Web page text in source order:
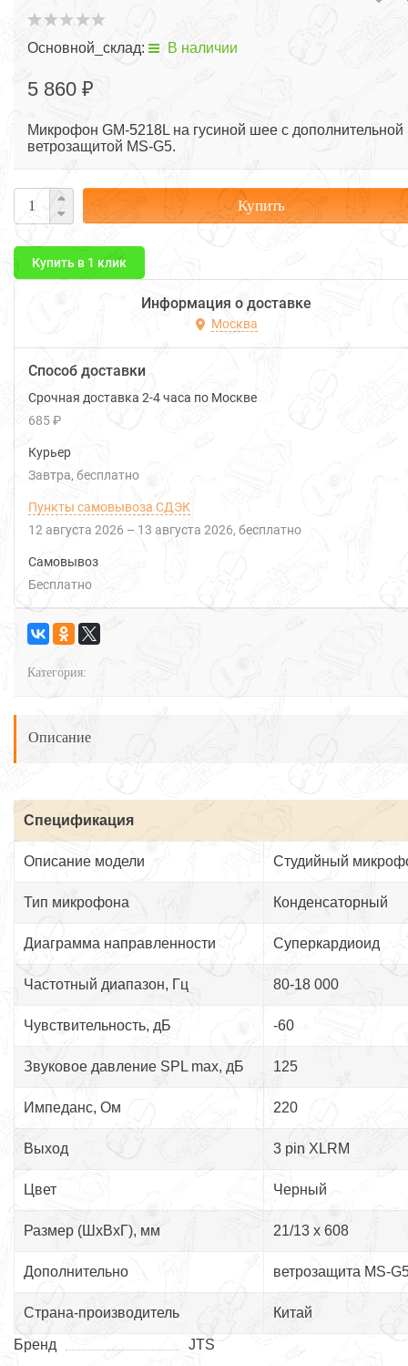
Основной_склад: В наличии
5 860 ₽
Микрофон GM-5218L на гусиной шее с дополнительной
ветрозащитой MS-G5.
Купить
Купить в 1 клик
Информация о доставке
Москва
Способ доставки
Срочная доставка 2-4 часа по Москве
685 ₽
Курьер
Завтра
Бесплатно
Пункты самовывоза СДЭК
12 августа 2026 – 13 августа 2026 Бесплатно
Самовывоз
Бесплатно
Категория:
Описание
Спецификация
Описание модели Студийный
Тип микрофона Конденсаторный
Диаграмма направленности Суперкардиоид
Частотный диапазон, Гц 80-18 000
Чувствительность, дБ -60
Звуковое давление SPL max, дБ 125
Импеданс, Ом 220
Выход 3 pin XLRM
Цвет Черный
Размер (ШхВхГ), мм 21/13 х 608
Дополнительно ветрозащита MS-
Страна-производитель Китай
Бренд JTS